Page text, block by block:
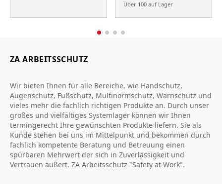
Über 100 auf Lager
ZA ARBEITSSCHUTZ
Wir bieten Ihnen für alle Bereiche, wie Handschutz,
Augenschutz, Fußschutz, Multinormschutz, Warnschutz und
vieles mehr die fachlich richtigen Produkte an. Durch unser
großes und vielfältiges Systemlager können wir Ihnen
termingerecht Ihre gewünschten Produkte liefern. Sie als
Kunde stehen bei uns im Mittelpunkt und bekommen durch
fachlich kompetente Beratung und Betreuung einen
spürbaren Mehrwert der sich in Zuverlässigkeit und
Vertrauen äußert. ZA Arbeitsschutz "Safety at Work".